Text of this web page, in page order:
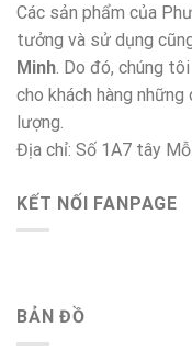
Các sản phẩm của
tưởng và sử dụng
Minh . Do đó, chúng
cho khách hàng
lượng.
Địa chỉ: Số 1A7 tây
KẾT NỐI FANPAGE
BẢN ĐỒ